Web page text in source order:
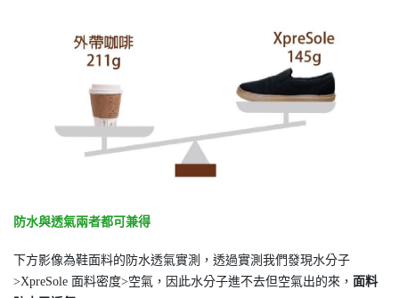
防水與透氣兩者都可兼得
下方影像為鞋面料的防水透氣實測，透過實測我們發現水分子
>XpreSole 面料密度>空氣，因此水分子進不去但空氣出的來， 面料